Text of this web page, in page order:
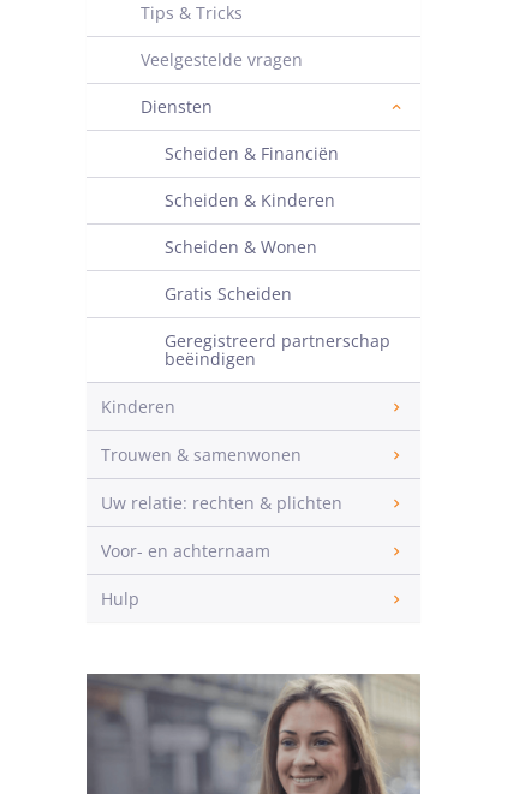
Tips & Tricks
Veelgestelde vragen
Diensten
Scheiden & Financiën
Scheiden & Kinderen
Scheiden & Wonen
Gratis Scheiden
Geregistreerd partnerschap
beëindigen
Kinderen
Trouwen & samenwonen
Uw relatie: rechten & plichten
Voor- en achternaam
Hulp